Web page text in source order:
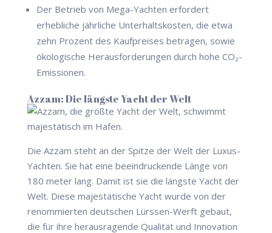
Der Betrieb von Mega-Yachten erfordert
erhebliche jährliche Unterhaltskosten, die etwa
zehn Prozent des Kaufpreises betragen, sowie
ökologische Herausforderungen durch hohe CO₂-
Emissionen.
Azzam: Die längste Yacht der Welt
Die Azzam steht an der Spitze der Welt der Luxus-
Yachten. Sie hat eine beeindruckende Länge von
180 meter lang. Damit ist sie die längste Yacht der
Welt. Diese majestätische Yacht wurde von der
renommierten deutschen Lürssen-Werft gebaut,
die für ihre herausragende Qualität und Innovation